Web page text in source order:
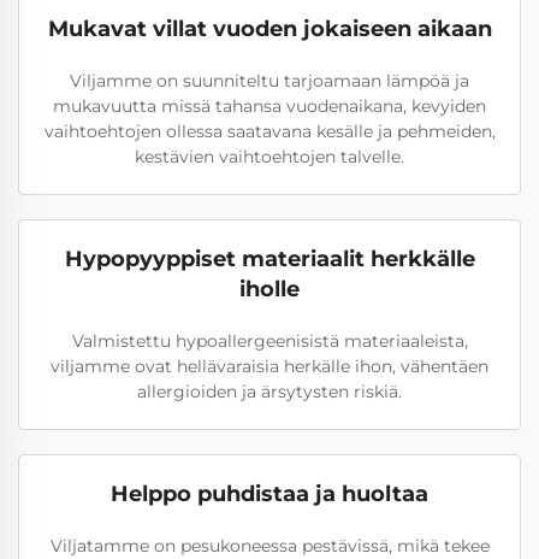
Mukavat villat vuoden jokaiseen aikaan
Viljamme on suunniteltu tarjoamaan lämpöä ja
mukavuutta missä tahansa vuodenaikana, kevyiden
vaihtoehtojen ollessa saatavana kesälle ja pehmeiden,
kestävien vaihtoehtojen talvelle.
Hypopyyppiset materiaalit herkkälle
iholle
Valmistettu hypoallergeenisistä materiaaleista,
viljamme ovat hellävaraisia herkälle ihon, vähentäen
allergioiden ja ärsytysten riskiä.
Helppo puhdistaa ja huoltaa
Viljatamme on pesukoneessa pestävissä, mikä tekee